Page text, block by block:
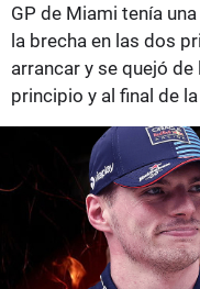
GP de Miami tenía
la brecha en las dos
arrancar y se quejó
principio y al final de